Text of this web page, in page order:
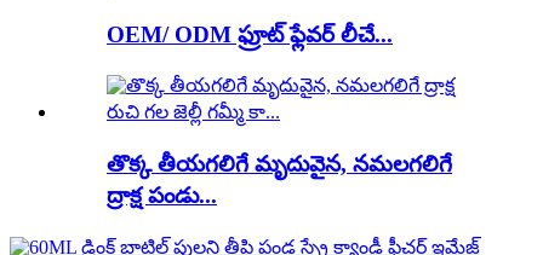
OEM/ ODM ఫ్రూట్ ఫ్లేవర్ లీచే...
తొక్క తీయగలిగే మృదువైన, నమలగలిగే
ద్రాక్ష పండు...